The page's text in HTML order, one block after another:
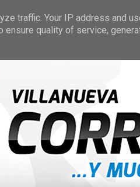
traffic. Your IP address and
ensure quality of service,